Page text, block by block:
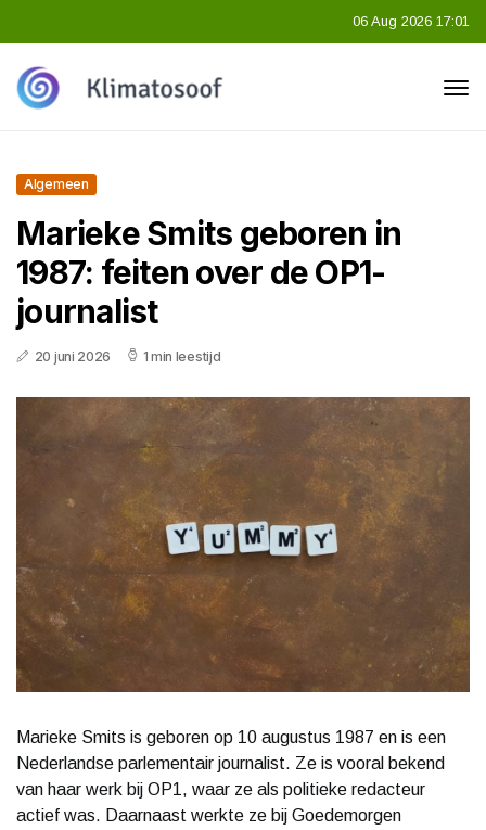
06 Aug 2026 17:01
Algemeen
Marieke Smits geboren in
1987: feiten over de OP1-
journalist
20 juni 2026 1 min leestijd
Marieke Smits is geboren op 10 augustus 1987 en is een
Nederlandse parlementair journalist. Ze is vooral bekend
van haar werk bij OP1, waar ze als politieke redacteur
actief was. Daarnaast werkte ze bij Goedemorgen